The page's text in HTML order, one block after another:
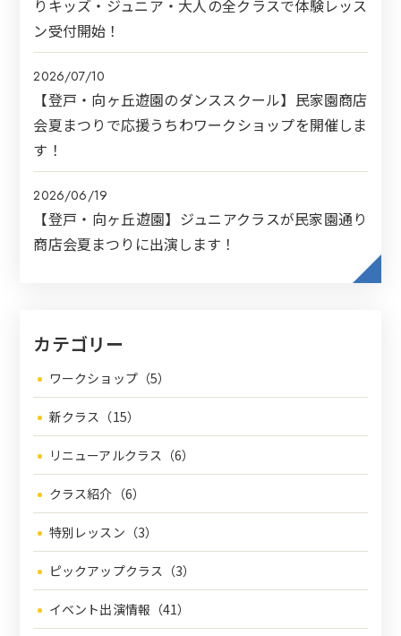
りキッズ・ジュニア・大人の全クラスで体験レッス
ン受付開始！
2026/07/10
【登戸・向ヶ丘遊園のダンススクール】民家園商店
会夏まつりで応援うちわワークショップを開催しま
す！
2026/06/19
【登戸・向ヶ丘遊園】ジュニアクラスが民家園通り
商店会夏まつりに出演します！
カテゴリー
ワークショップ（5）
新クラス（15）
リニューアルクラス（6）
クラス紹介（6）
特別レッスン（3）
ピックアップクラス（3）
イベント出演情報（41）